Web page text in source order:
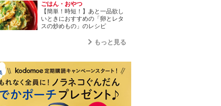
ごはん・おやつ
【簡単！時短！】あと一品欲し
いときにおすすめの「卵とレタ
スの炒めもの」のレシピ
もっと見る